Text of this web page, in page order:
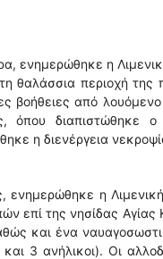
ενημερώθηκε η
θαλάσσια περιοχή
βοήθειες από
όπου διαπιστώθηκε
η διενέργεια
ενημερώθηκε η
επί της νησίδας
και ένα
και 3 ανήλικοι). Οι